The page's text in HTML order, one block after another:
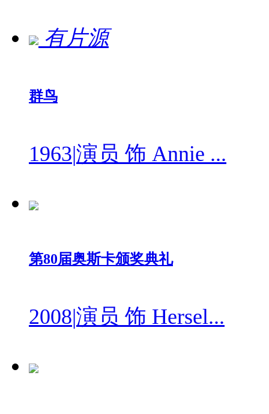
有片源
群鸟
1963|演员 饰 Annie ...
第80届奥斯卡颁奖典礼
2008|演员 饰 Hersel...